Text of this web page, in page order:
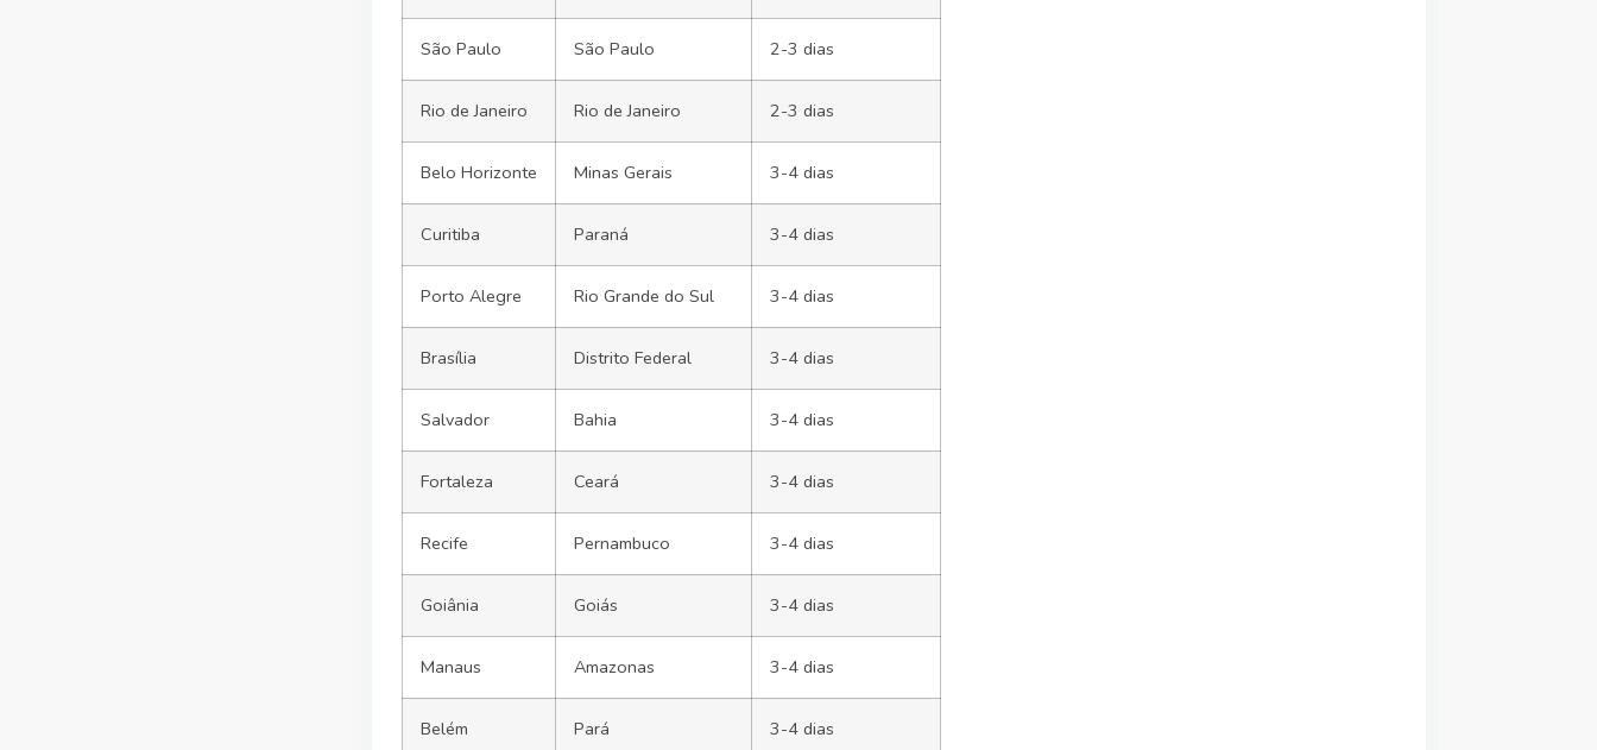
São Paulo São Paulo 2-3 dias
Rio de Janeiro Rio de Janeiro 2-3 dias
Belo Horizonte Minas Gerais 3-4 dias
Curitiba Paraná 3-4 dias
Porto Alegre Rio Grande do Sul 3-4 dias
Brasília Distrito Federal 3-4 dias
Salvador Bahia 3-4 dias
Fortaleza Ceará 3-4 dias
Recife Pernambuco 3-4 dias
Goiânia Goiás 3-4 dias
Manaus Amazonas 3-4 dias
Belém Pará 3-4 dias